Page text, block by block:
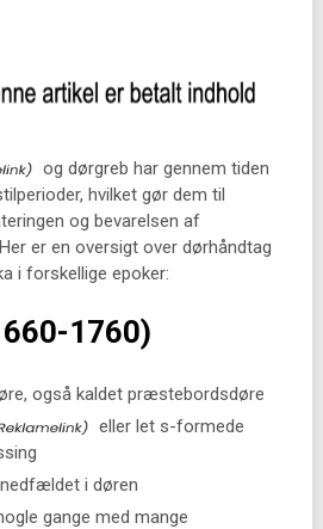
og dørgreb har gennem tiden
hvilket gør dem til
og bevarelsen af
er en oversigt over dørhåndtag
i forskellige epoker:
1760)
også kaldet præstebordsdøre
eller let s-formede
i døren
gange med mange